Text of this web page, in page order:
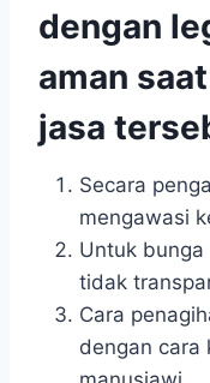
dengan
aman
jasa
Secara
mengawasi
Untuk
tidak
Cara
dengan cara